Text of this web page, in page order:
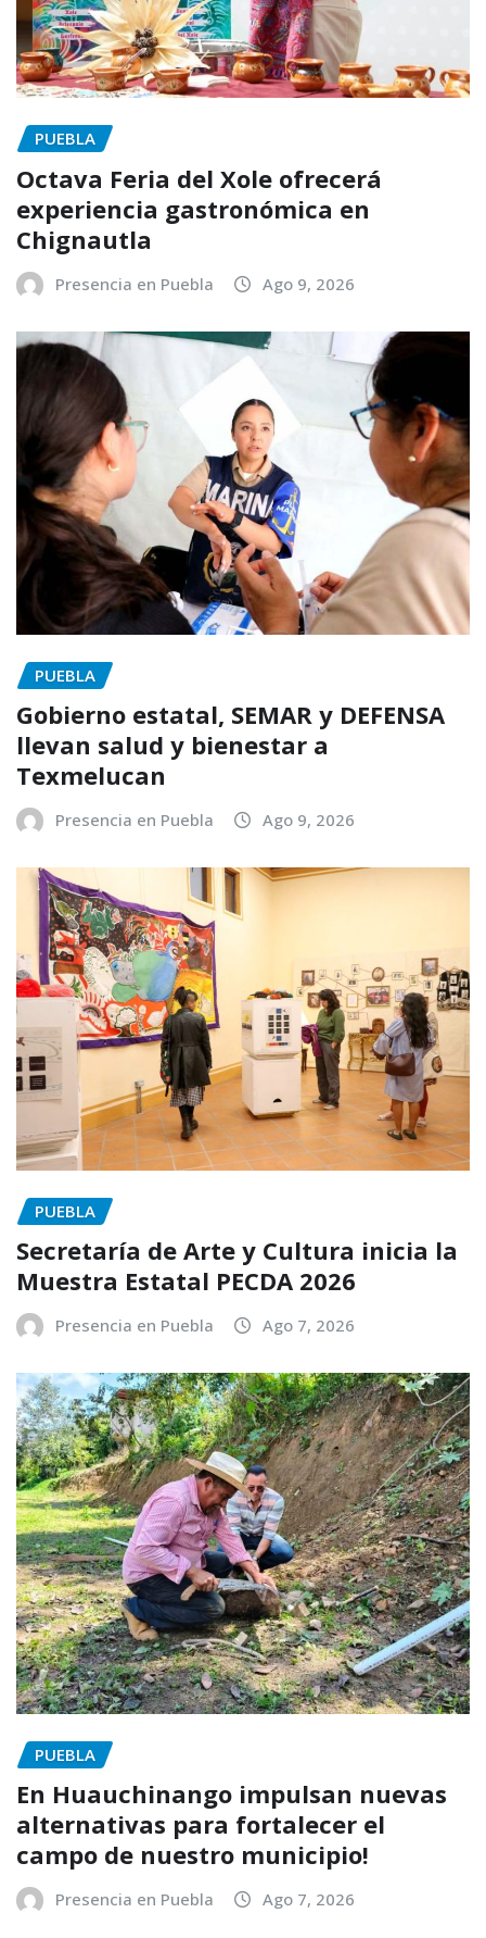
PUEBLA
Octava Feria del Xole ofrecerá
experiencia gastronómica en
Chignautla
Presencia en Puebla Ago 9, 2026
PUEBLA
Gobierno estatal, SEMAR y DEFENSA
llevan salud y bienestar a
Texmelucan
Presencia en Puebla Ago 9, 2026
PUEBLA
Secretaría de Arte y Cultura inicia la
Muestra Estatal PECDA 2026
Presencia en Puebla Ago 7, 2026
PUEBLA
En Huauchinango impulsan nuevas
alternativas para fortalecer el
campo de nuestro municipio!
Presencia en Puebla Ago 7, 2026